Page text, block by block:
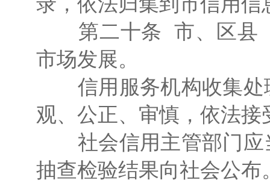
第二十条 市、区县（
市场发展。
信用服务机构收集处
观、公正、审慎，依法
社会信用主管部门应
抽查检验结果向社会公布